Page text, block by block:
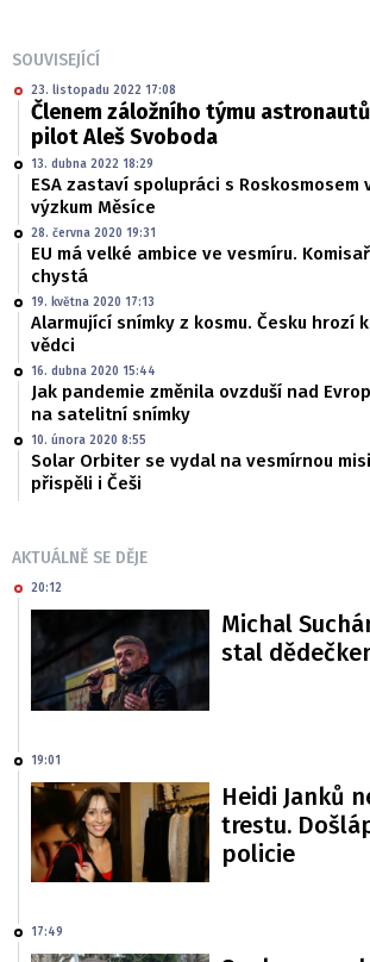
SOUVISEJÍCÍ
23. listopadu 2022 17:08
Členem záložního týmu astronautů
pilot Aleš Svoboda
13. dubna 2022 18:29
ESA zastaví spolupráci s
výzkum Měsíce
28. června 2020 19:31
EU má velké ambice ve vesmíru.
chystá
19. května 2020 17:13
Alarmující snímky z kosmu. Česku hrozí
vědci
16. dubna 2020 15:44
Jak pandemie změnila ovzduší nad
na satelitní snímky
10. února 2020 8:55
Solar Orbiter se vydal na vesmírnou
přispěli i Češi
AKTUÁLNĚ SE DĚJE
20:12
Michal
stal
19:01
Heidi Janků
trestu.
policie
17:49